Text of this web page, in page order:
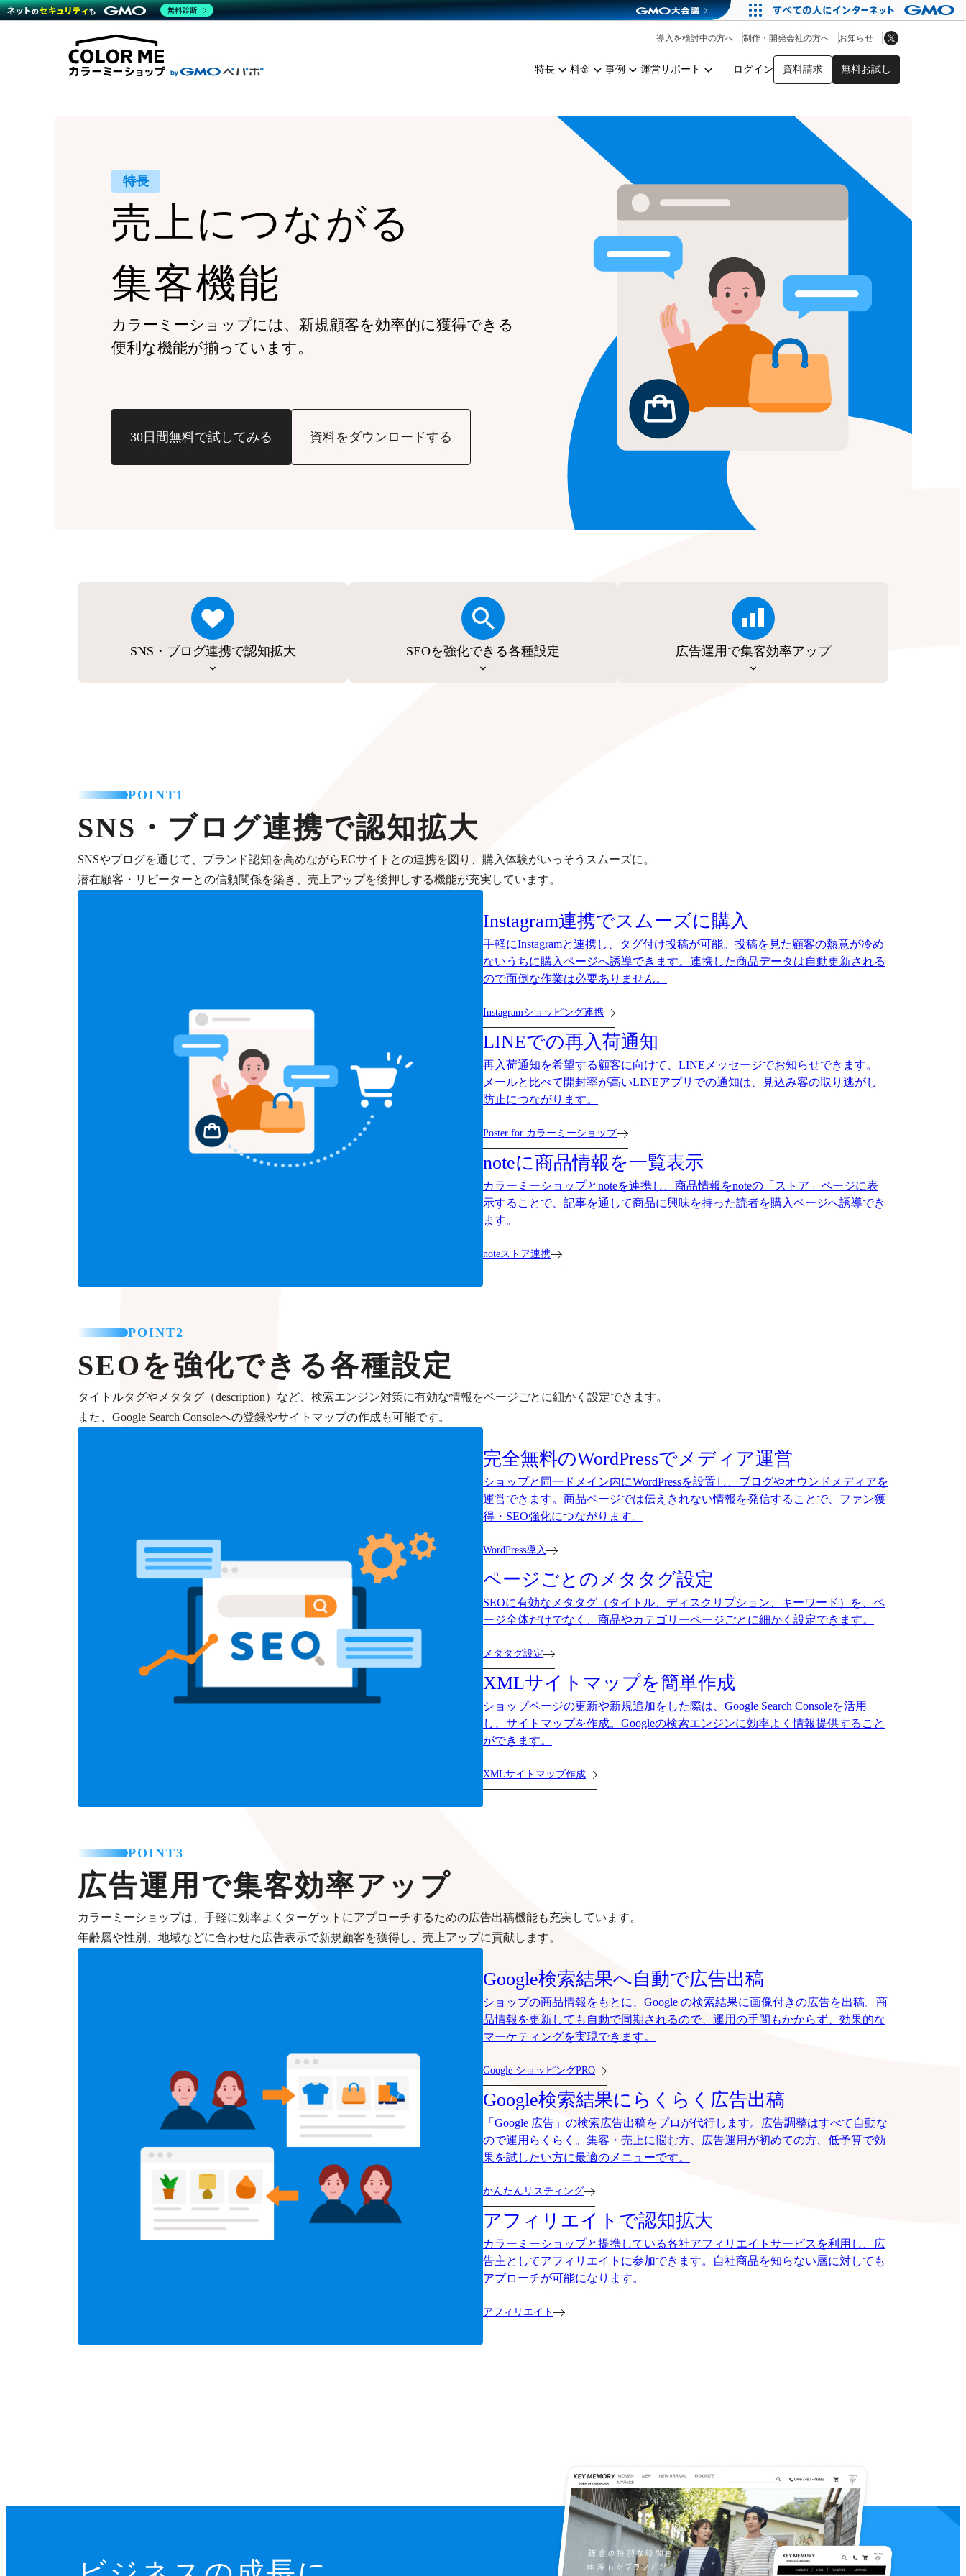
特長 料金 事例 運営サポート ログイン 資料請求 無料お試し
導入を検討中の方へ 制作・開発会社の方へ お知らせ
商材一覧を見る
機能一覧を見る
WordPress導入
モバイルアプリ
複数店舗との連携
雑貨販売 アプリストア
料金
プラン・料金一覧を見る
料金シミュレーション
事例
運営サポート
サポート一覧を見る
コミュニティイベントCarty
YouTubeチャンネル
特長
売上につながる
集客機能
カラーミーショップには、 新規顧客を効率的に獲得できる
便利な機能が揃っています。
30日間無料で試してみる 資料をダウンロードする
SNS・ブログ連携で認知拡大 SEOを強化できる各種設定 広告運用で集客効率アップ
POINT1
SNS・ブログ連携で認知拡大
SNSやブログを通じて、ブランド認知を高めながらECサイトとの連携を図り、購入体験がいっそうスムーズに。
潜在顧客・リピーターとの信頼関係を築き、売上アップを後押しする機能が充実しています。
Instagram連携でスムーズに購入
手軽にInstagramと連携し、タグ付け投稿が可能。投稿を見た顧客の熱意が冷め
ないうちに購入ページへ誘導できます。連携した商品データは自動更新される
ので面倒な作業は必要ありません。
Instagramショッピング連携
LINEでの再入荷通知
再入荷通知を希望する顧客に向けて、LINEメッセージでお知らせできます。
メールと比べて開封率が高いLINEアプリでの通知は、見込み客の取り逃がし
防止につながります。
Poster for カラーミーショップ
noteに商品情報を一覧表示
カラーミーショップとnoteを連携し、商品情報をnoteの「ストア」ページに表
示することで、記事を通して商品に興味を持った読者を購入ページへ誘導でき
ます。
noteストア連携
POINT2
SEOを強化できる各種設定
タイトルタグやメタタグ（description）など、検索エンジン対策に有効な情報をページごとに細かく設定できます。
また、Google Search Consoleへの登録やサイトマップの作成も可能です。
完全無料のWordPressでメディア運営
ショップと同一ドメイン内にWordPressを設置し、ブログやオウンドメディアを
運営できます。商品ページでは伝えきれない情報を発信することで、ファン獲
得・SEO強化につながります。
WordPress導入
ページごとのメタタグ設定
SEOに有効なメタタグ（タイトル、ディスクリプション、キーワード）を、ペ
ージ全体だけでなく、商品やカテゴリーページごとに細かく設定できます。
メタタグ設定
XMLサイトマップを簡単作成
ショップページの更新や新規追加をした際は、Google Search Consoleを活用
し、サイトマップを作成。Googleの検索エンジンに効率よく情報提供すること
ができます。
XMLサイトマップ作成
POINT3
広告運用で集客効率アップ
カラーミーショップは、手軽に効率よくターゲットにアプローチするための広告出稿機能も充実しています。
年齢層や性別、地域などに合わせた広告表示で新規顧客を獲得し、売上アップに貢献します。
Google検索結果へ自動で広告出稿
ショップの商品情報をもとに、Google の検索結果に画像付きの広告を出稿。商
品情報を更新しても自動で同期されるので、運用の手間もかからず、効果的な
マーケティングを実現できます。
Google ショッピングPRO
Google検索結果に らくらく広告出稿
「Google 広告」の検索広告出稿をプロが代行します。広告調整はすべて自動な
ので運用らくらく。集客・売上に悩む方、広告運用が初めての方、低予算で効
果を試したい方に最適のメニューです。
かんたんリスティング
アフィリエイトで認知拡大
カラーミーショップと提携している各社アフィリエイトサービスを利用し、広
告主としてアフィリエイトに参加できます。自社商品を知らない層に対しても
アプローチが可能になります。
アフィリエイト
無料診断